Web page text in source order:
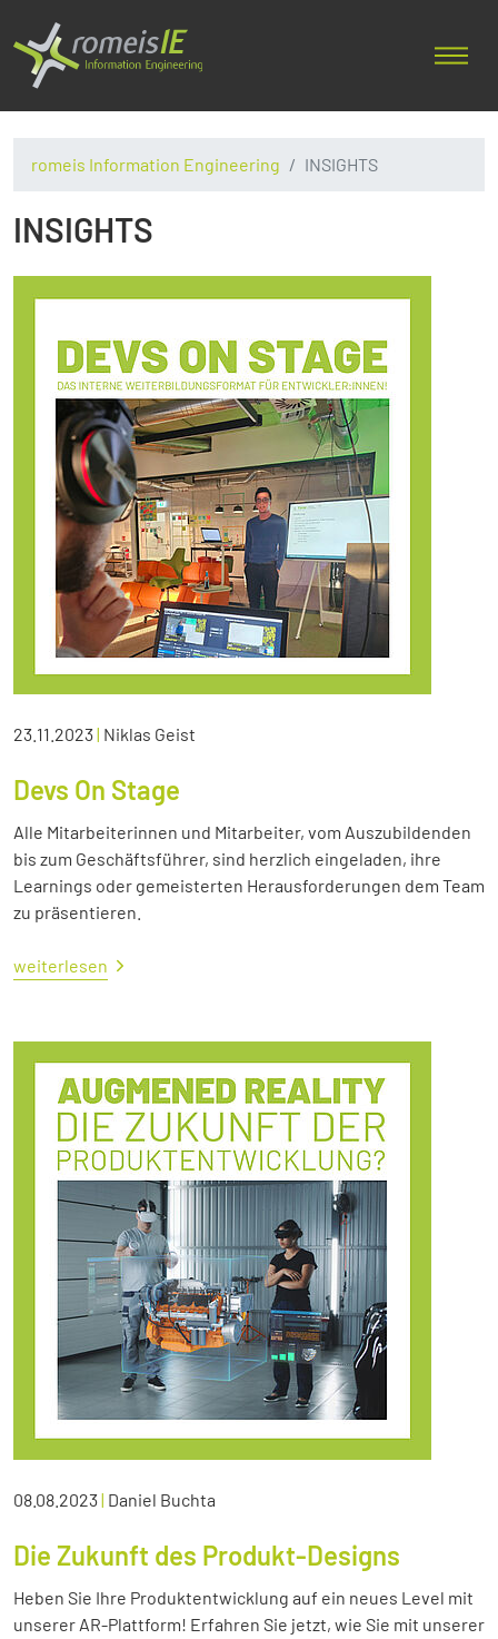
romeis Information Engineering INSIGHTS
INSIGHTS
23.11.2023| Niklas Geist
Devs On Stage
Alle Mitarbeiterinnen und Mitarbeiter, vom Auszubildenden
bis zum Geschäftsführer, sind herzlich eingeladen, ihre
Learnings oder gemeisterten Herausforderungen dem Team
zu präsentieren.
weiterlesen
08.08.2023| Daniel Buchta
Die Zukunft des Produkt-Designs
Heben Sie Ihre Produktentwicklung auf ein neues Level mit
unserer AR-Plattform! Erfahren Sie jetzt, wie Sie mit unserer